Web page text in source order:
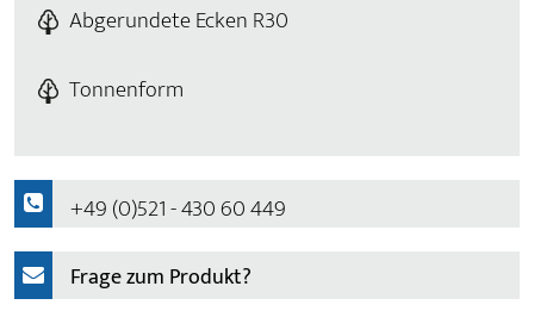
Abgerundete Ecken R30
Tonnenform
+49 (0)521 - 430 60 449
Frage zum Produkt?